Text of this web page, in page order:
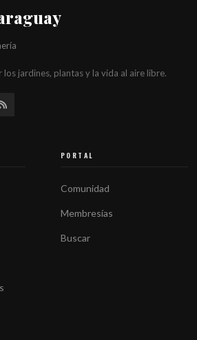
jardines, plantas y la vida al aire libre.
PORTAL
Comunidad
Membresías
Buscar